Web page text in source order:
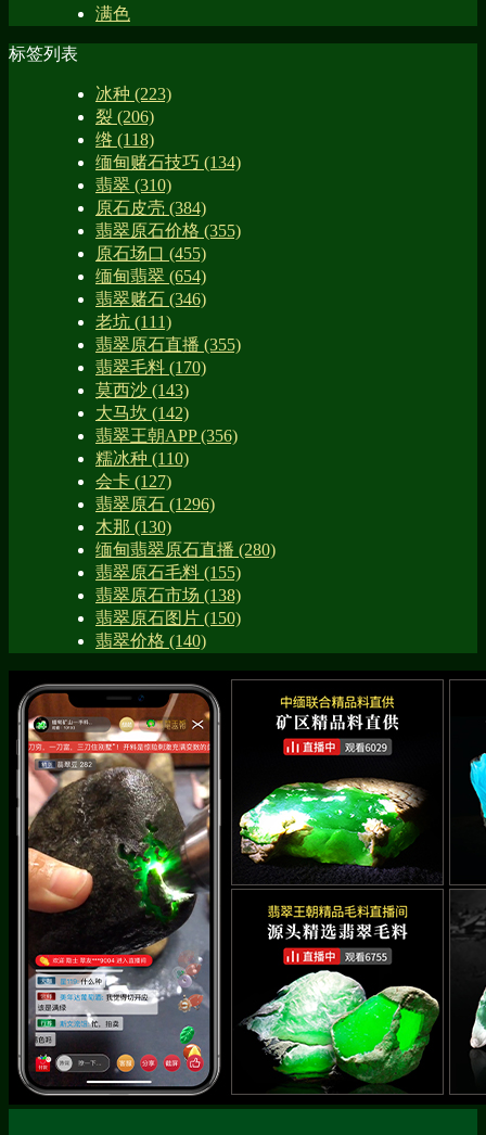
满色
标签列表
冰种 (223)
裂 (206)
绺 (118)
缅甸赌石技巧 (134)
翡翠 (310)
原石皮壳 (384)
翡翠原石价格 (355)
原石场口 (455)
缅甸翡翠 (654)
翡翠赌石 (346)
老坑 (111)
翡翠原石直播 (355)
翡翠毛料 (170)
莫西沙 (143)
大马坎 (142)
翡翠王朝APP(356)
糯冰种 (110)
会卡 (127)
翡翠原石 (1296)
木那 (130)
缅甸翡翠原石直播 (280)
翡翠原石毛料 (155)
翡翠原石市场 (138)
翡翠原石图片 (150)
翡翠价格 (140)